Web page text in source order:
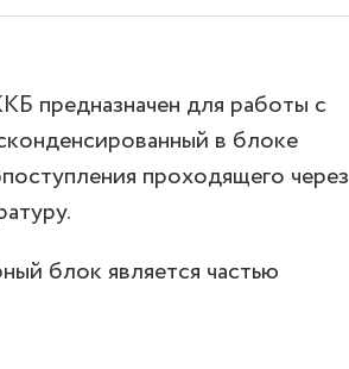
предназначен для работы с
в блоке
проходящего через
блок является частью